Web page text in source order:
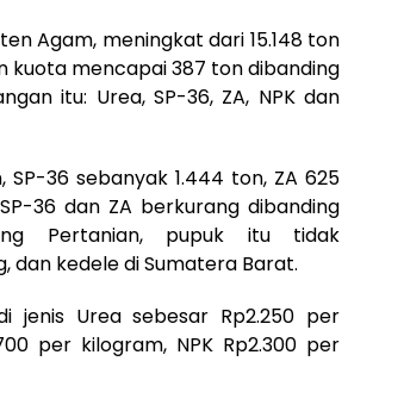
Agam, meningkat dari 15.148 ton
kuota mencapai 387 ton dibanding
itu: Urea, SP-36, ZA, NPK dan
36 sebanyak 1.444 ton, ZA 625
36 dan ZA berkurang dibanding
Pertanian, pupuk itu tidak
dan kedele di Sumatera Barat.
jenis Urea sebesar Rp2.250 per
per kilogram, NPK Rp2.300 per